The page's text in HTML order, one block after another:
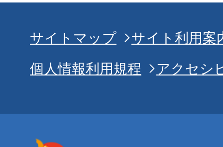
サイトマップ
サイト利用案
個人情報利用規程
アクセシ